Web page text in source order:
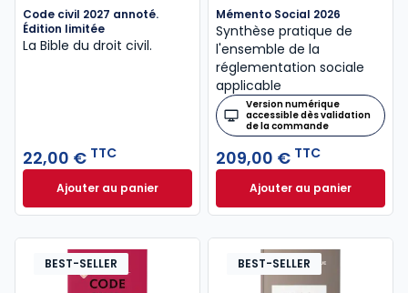
Code civil 2027 annoté.
Édition limitée
La Bible du droit civil.
22,00 € TTC
Ajouter au panierCode civil 2027 annoté. Édition limitée à 22,00 € TTC
Mémento Social 2026
Synthèse pratique de
l'ensemble de la
réglementation sociale
applicable
Version numérique
accessible dès validation
de la commande
209,00 € TTC
Ajouter au panier
Mémento Social
BEST-SELLER BEST-SELLER